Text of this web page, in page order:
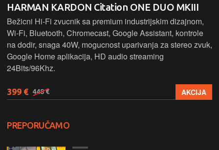
HARMAN KARDON Citation ONE DUO MKIII
Bežicni Hi-Fi zvucnik sa premium industrijskim dizajnom,
Wi-Fi, Bluetooth, Chromecast, Google Assistant, kontrole
na dodir, snaga 40W, mogucnost uparivanja za stereo zvuk,
Google Home aplikacija, HD audio streaming
24Bits/96Khz.
399 € 448 € AKCIJA
PREPORUČAMO